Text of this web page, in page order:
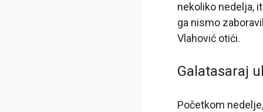
nekoliko nedelja,
ga nismo
Vlahović otići.
Galatasaraj
Početkom